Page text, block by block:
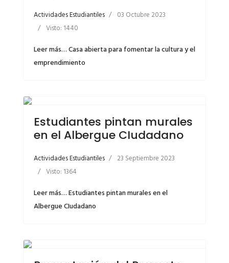
Actividades Estudiantiles
03 Octubre 2023
Visto: 1440
Leer más… Casa abierta para fomentar la cultura y el
emprendimiento
Estudiantes pintan murales
en el Albergue CIudadano
Actividades Estudiantiles
23 Septiembre 2023
Visto: 1364
Leer más… Estudiantes pintan murales en el
Albergue CIudadano